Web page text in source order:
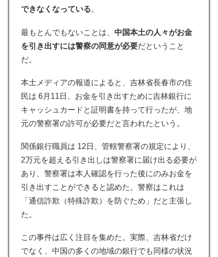
できなくなっている。
最もとんでもないことは、 中国本土の人々がお金
を引き出すには警察の同意が必要だということ
だ。
本土メディアの報道によると、吉林省長春市の住
民は 6月11日、お金を引き出すために吉林銀行に
キャッシュカードと証明書を持って行ったが、地
元の警察署の許可が必要だと言われたという。
関係銀行職員は 12日、管轄警察署の規定により、
2万元を超える引き出しは警察署に届け出る必要が
あり、警察署は本人確認を行った後にのみお金を
引き出すことができると認めた。警察はこれは
「通信詐欺（特殊詐欺）を防ぐため」だと主張し
た。
この事件は広く注目を集めた。実際、吉林省だけ
でなく、中国の多くの地域の銀行でも同様の状況